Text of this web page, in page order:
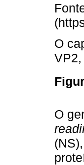
O
O